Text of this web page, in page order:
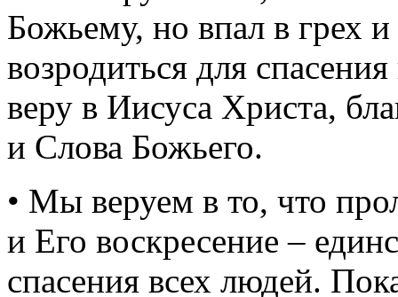
Божьему, но впал в грех
возродиться для
веру в Иисуса Христа,
и Слова Божьего.
• Мы веруем в то, что
и Его воскресение –
спасения всех людей.